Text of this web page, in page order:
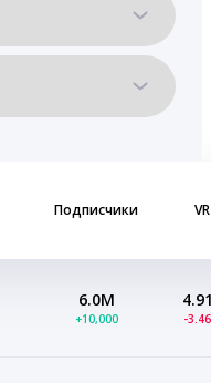
Подписчики VR
6.0M
+10,000 -